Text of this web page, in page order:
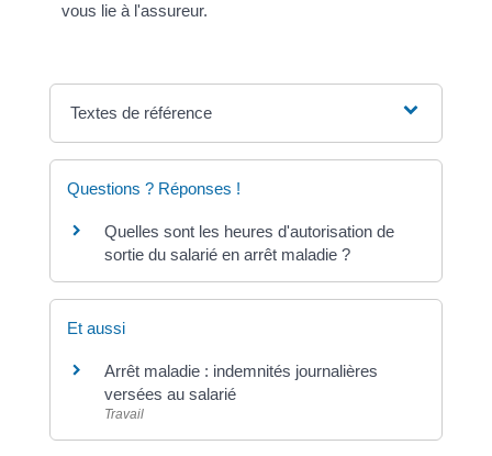
vous lie à l'assureur.
Textes de référence
Questions ? Réponses !
Quelles sont les heures d'autorisation de
sortie du salarié en arrêt maladie ?
Et aussi
Arrêt maladie : indemnités journalières
versées au salarié
Travail